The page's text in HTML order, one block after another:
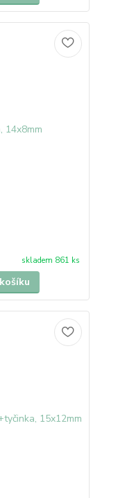
skladem 861 ks